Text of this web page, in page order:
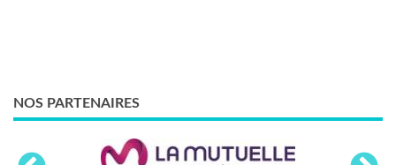
NOS PARTENAIRES